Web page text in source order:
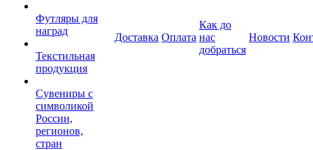
Футляры для
наград
Текстильная
продукция
Сувениры с
символикой
России,
регионов,
стран
Доставка Оплата
Как до
нас
добраться
Новости